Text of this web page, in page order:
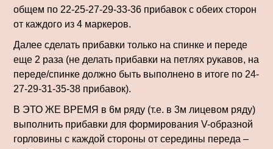
общем по 22-25-27-29-33-36 прибавок с обеих сторон
от каждого из 4 маркеров.
Далее сделать прибавки только на спинке и переде
еще 2 раза (не делать прибавки на петлях рукавов, на
переде/спинке должно быть выполнено в итоге по 24-
27-29-31-35-38 прибавок).
В ЭТО ЖЕ ВРЕМЯ в 6м ряду (т.е. в 3м лицевом ряду)
выполнить прибавки для формирования V-образной
горловины с каждой стороны от середины переда –